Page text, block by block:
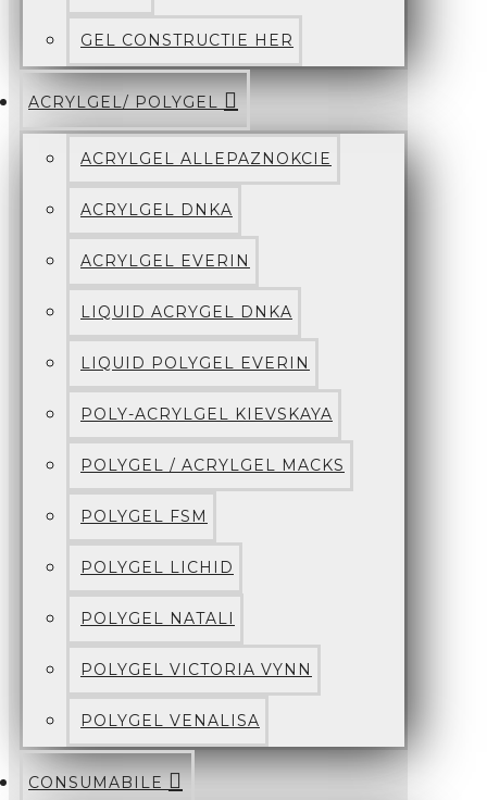
GEL CONSTRUCTIE HER
ACRYLGEL/ POLYGEL
ACRYLGEL ALLEPAZNOKCIE
ACRYLGEL DNKA
ACRYLGEL EVERIN
LIQUID ACRYGEL DNKA
LIQUID POLYGEL EVERIN
POLY-ACRYLGEL KIEVSKAYA
POLYGEL / ACRYLGEL MACKS
POLYGEL FSM
POLYGEL LICHID
POLYGEL NATALI
POLYGEL VICTORIA VYNN
POLYGEL VENALISA
CONSUMABILE